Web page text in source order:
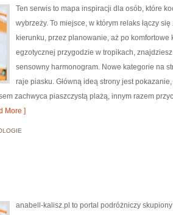
Ten serwis to mapa inspiracji dla osób, które
wybrzeży. To miejsce, w którym relaks łączy
kierunku, przez planowanie, aż po komfortowe
egzotycznej przygodzie w tropikach,
sensowny harmonogram. Nowe kategorie na
raje piasku. Główną ideą strony jest
zachwyca piaszczystą plażą, innym razem
More ]
anabell-kalisz.pl to portal podróżniczy